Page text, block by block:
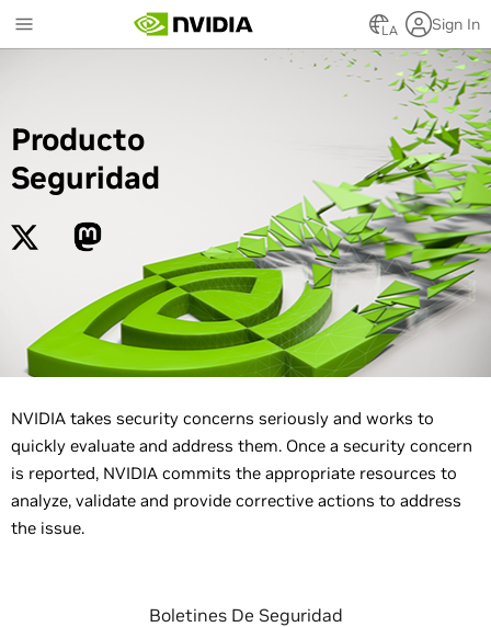
to
main
LA Sign In
Producto
Seguridad
NVIDIA takes security concerns seriously and works to
quickly evaluate and address them. Once a security concern
is reported, NVIDIA commits the appropriate resources to
analyze, validate and provide corrective actions to address
the issue.
Boletines De Seguridad